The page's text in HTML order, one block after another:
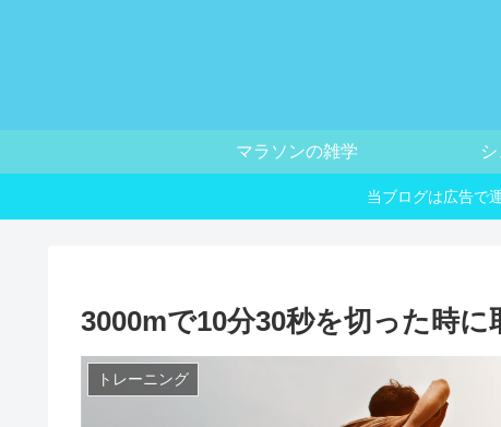
マラソンの雑学
当ブログは広告で
3000mで10分30秒を切った時に
トレーニング